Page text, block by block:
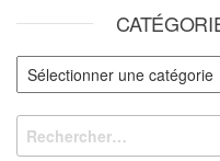
Catégories de produits
Rechercher :